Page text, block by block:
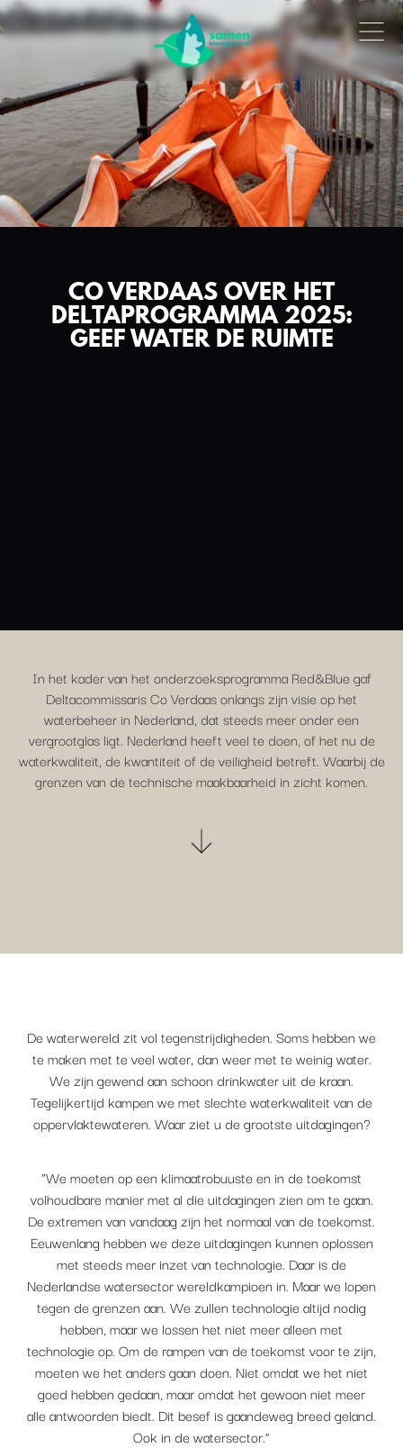
CO VERDAAS OVER HET
DELTAPROGRAMMA 2025:
GEEF WATER DE RUIMTE
In het kader van het onderzoeksprogramma Red&Blue gaf
Deltacommissaris Co Verdaas onlangs zijn visie op het
waterbeheer in Nederland, dat steeds meer onder een
vergrootglas ligt. Nederland heeft veel te doen, of het nu de
waterkwaliteit, de kwantiteit of de veiligheid betreft. Waarbij de
grenzen van de technische maakbaarheid in zicht komen.
De waterwereld zit vol tegenstrijdigheden. Soms hebben we
te maken met te veel water, dan weer met te weinig water.
We zijn gewend aan schoon drinkwater uit de kraan.
Tegelijkertijd kampen we met slechte waterkwaliteit van de
oppervlaktewateren. Waar ziet u de grootste uitdagingen?
“We moeten op een klimaatrobuuste en in de toekomst
volhoudbare manier met al die uitdagingen zien om te gaan.
De extremen van vandaag zijn het normaal van de toekomst.
Eeuwenlang hebben we deze uitdagingen kunnen oplossen
met steeds meer inzet van technologie. Daar is de
Nederlandse watersector wereldkampioen in. Maar we lopen
tegen de grenzen aan. We zullen technologie altijd nodig
hebben, maar we lossen het niet meer alleen met
technologie op. Om de rampen van de toekomst voor te zijn,
moeten we het anders gaan doen. Niet omdat we het niet
goed hebben gedaan, maar omdat het gewoon niet meer
alle antwoorden biedt. Dit besef is gaandeweg breed geland.
Ook in de watersector.”